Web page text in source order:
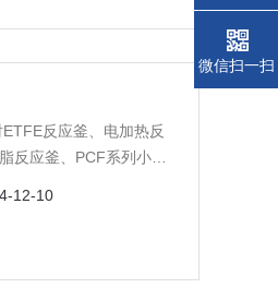
反应釜、电加热反
反应釜、PCF系列小型
12-10
微信扫一扫